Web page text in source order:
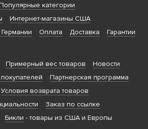
категории
Интернет-магазины США
Оплата Доставка
Гарантии
Примерный вес товаров
Новости
Партнерская программа
Условия возврата товаров
Заказ по ссылке
Бикли - товары из США и Европы